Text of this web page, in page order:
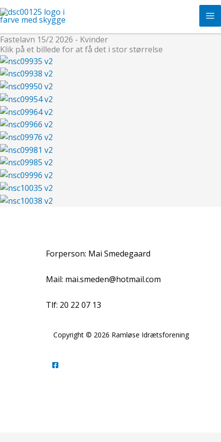
Skip
to
Fastelavn 15/2 2026 - Kvinder
Klik på et billede for at få det i stor størrelse
Forperson: Mai Smedegaard
Mail: mai.smeden@hotmail.com
Tlf: 20 22 07 13
Copyright © 2026 Ramløse Idrætsforening